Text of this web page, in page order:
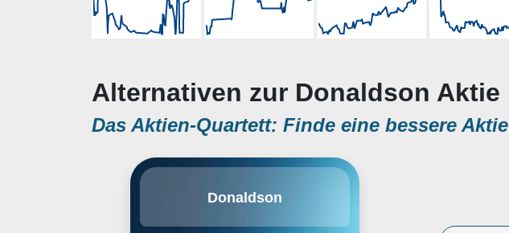
Alternativen zur Donaldson Aktie
Das Aktien-Quartett: Finde eine bessere Aktie
Donaldson
the manufacture of filtration
operates through the following